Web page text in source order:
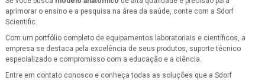
aprimorar o ensino e a pesquisa na área da saúde, conte com a Sdorf
Scientific.
Com um portfólio completo de equipamentos laboratoriais e científicos, a
empresa se destaca pela excelência de seus produtos, suporte técnico
especializado e compromisso com a educação e a ciência.
Entre em contato conosco e conheça todas as soluções que a Sdorf